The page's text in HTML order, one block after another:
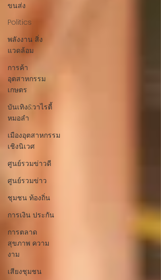
ขนส่ง
Politics
พลังงาน สิ่ง
แวดล้อม
การค้า
อุตสาหกรรม
เกษตร
บันเทิง&วาไรตี้
หมอลำ
เมืองอุตสาหกรรม
เชิงนิเวศ
ศูนย์รวมข่าวดี
ศูนย์รวมข่าว
ชุมชน ท้องถิ่น
การเงิน ประกัน
การตลาด
สุขภาพ ความ
งาม
เสียงชุมชน